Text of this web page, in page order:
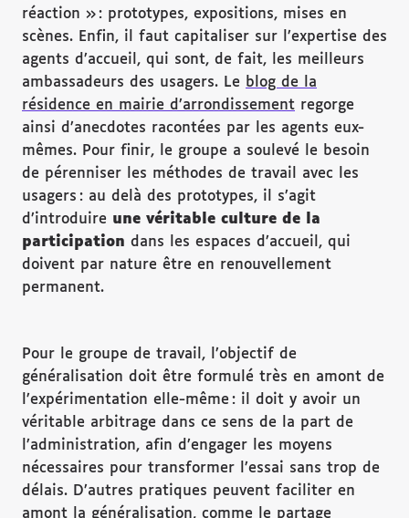
réaction » : prototypes, expositions, mises en
scènes. Enfin, il faut capitaliser sur l’expertise des
agents d’accueil, qui sont, de fait, les meilleurs
ambassadeurs des usagers. Le blog de la
résidence en mairie d’arrondissement regorge
ainsi d’anecdotes racontées par les agents eux-
mêmes. Pour finir, le groupe a soulevé le besoin
de pérenniser les méthodes de travail avec les
usagers : au delà des prototypes, il s’agit
d’introduire une véritable culture de la
participation dans les espaces d’accueil, qui
doivent par nature être en renouvellement
permanent.
Pour le groupe de travail, l’objectif de
généralisation doit être formulé très en amont de
l’expérimentation elle-même : il doit y avoir un
véritable arbitrage dans ce sens de la part de
l’administration, afin d’engager les moyens
nécessaires pour transformer l’essai sans trop de
délais. D’autres pratiques peuvent faciliter en
amont la généralisation, comme le partage